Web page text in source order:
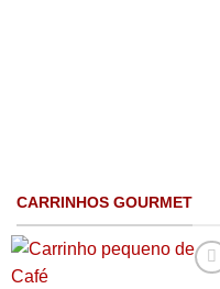
CARRINHOS GOURMET